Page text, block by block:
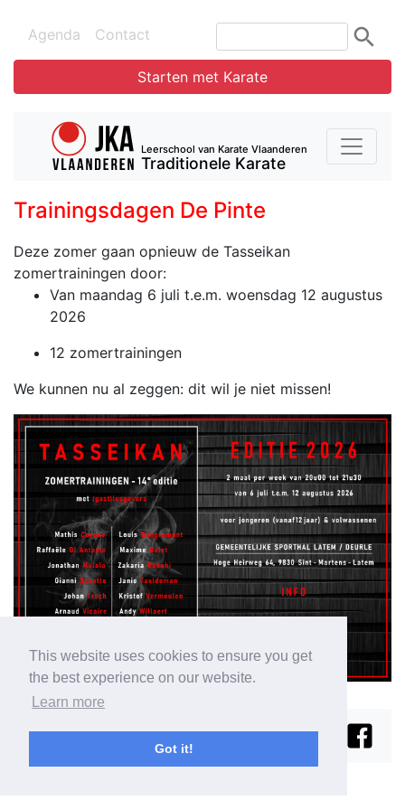
This website uses cookies to ensure you get
the best experience on our website.
Learn more
Got it!
Agenda Contact
Starten met Karate
Leerschool van Karate Vlaanderen
Traditionele Karate
Trainingsdagen De Pinte
Deze zomer gaan opnieuw de Tasseikan
zomertrainingen door:
Van maandag 6 juli t.e.m. woensdag 12 augustus
2026
12 zomertrainingen
We kunnen nu al zeggen: dit wil je niet missen!